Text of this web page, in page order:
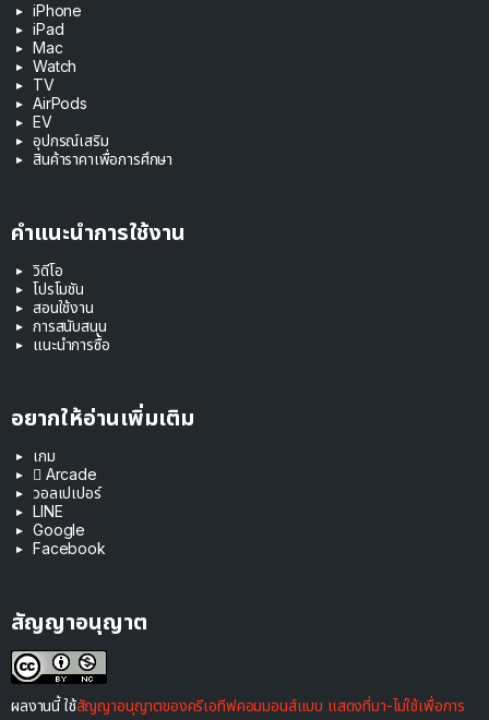
iPhone
iPad
Mac
Watch
TV
AirPods
EV
อุปกรณ์เสริม
สินค้าราคาเพื่อการศึกษา
คำแนะนำการใช้งาน
วิดีโอ
โปรโมชัน
สอนใช้งาน
การสนับสนุน
แนะนำการซื้อ
อยากให้อ่านเพิ่มเติม
เกม
 Arcade
วอลเปเปอร์
LINE
Google
Facebook
สัญญาอนุญาต
ผลงานนี้ ใช้สัญญาอนุญาตของครีเอทีฟคอมมอนส์แบบ แสดงที่มา-ไม่ใช้เพื่อการ